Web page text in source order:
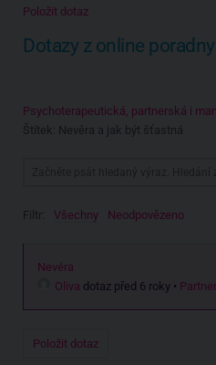
Položit dotaz
Dotazy z online poradny
Psychoterapeutická, partnerská i
Štítek: Nevěra a jak být šťastná
Filtr: Všechny Neodpovězeno
Nevéra
Oliva dotaz před 6 roky •
Položit dotaz